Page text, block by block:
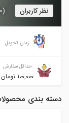
نظر کاربران (0) 0.0
زمان تحویل
حداقل سفارش
100,000 تومان
دسته بندی